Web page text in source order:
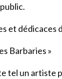
et dédicaces
Barbaries »
tel un artiste